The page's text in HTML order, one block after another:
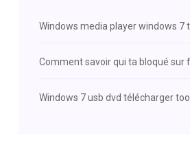
Windows media player windows 7
Comment savoir qui ta bloqué sur
Windows 7 usb dvd télécharger